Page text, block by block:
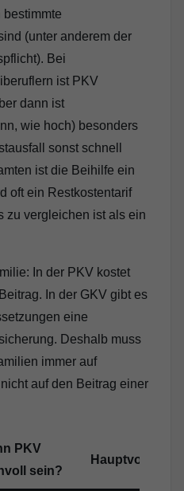
bestimmte
(unter anderem der
Bei
ist PKV
dann ist
wie hoch) besonders
sonst schnell
ist die Beihilfe ein
oft ein Restkostentarif
zu vergleichen ist als ein
In der PKV kostet
In der GKV gibt es
eine
Deshalb muss
immer auf
auf den Beitrag einer
PKV
sein?
Hauptvorteil